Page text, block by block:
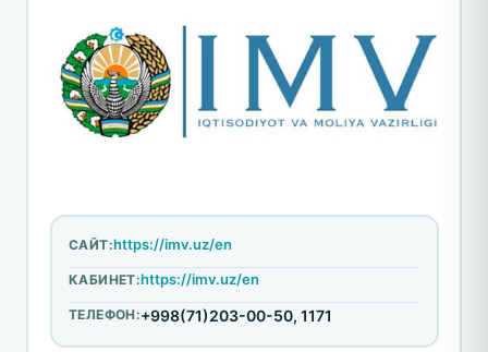
САЙТ:https://imv.uz/en
КАБИНЕТ:https://imv.uz/en
ТЕЛЕФОН:+998(71)203-00-50, 1171